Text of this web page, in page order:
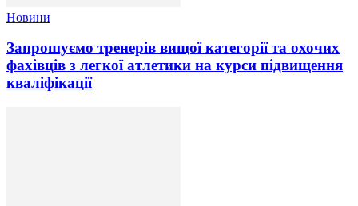
Новини
Запрошуємо тренерів вищої категорії та охочих
фахівців з легкої атлетики на курси підвищення
кваліфікації